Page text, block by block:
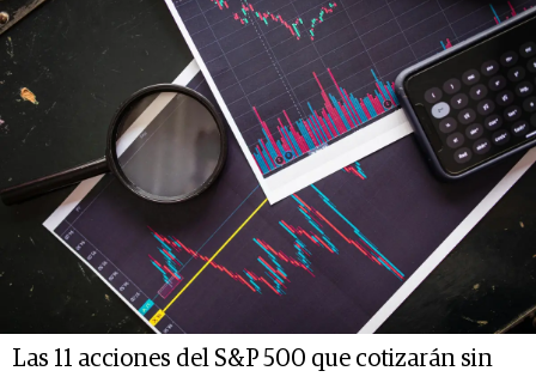
Las 11 acciones del S&P 500 que cotizarán sin